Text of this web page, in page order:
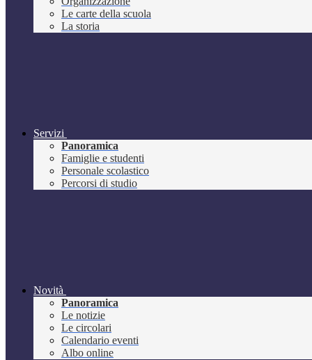
Le carte della scuola
La storia
Servizi
Panoramica
Famiglie e studenti
Personale scolastico
Percorsi di studio
Novità
Panoramica
Le notizie
Le circolari
Calendario eventi
Albo online